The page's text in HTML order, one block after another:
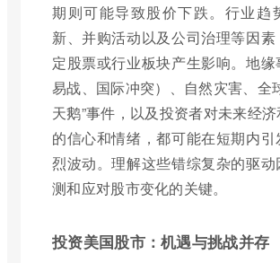
期则可能导致股价下跌。行业趋
新、并购活动以及公司治理等因
定股票或行业板块产生影响。地
易战、国际冲突）、自然灾害、全
天鹅”事件，以及投资者对未来经
的信心和情绪，都可能在短期内
烈波动。理解这些错综复杂的驱动
测和应对股市变化的关键。
投资美国股市：机遇与挑战并存